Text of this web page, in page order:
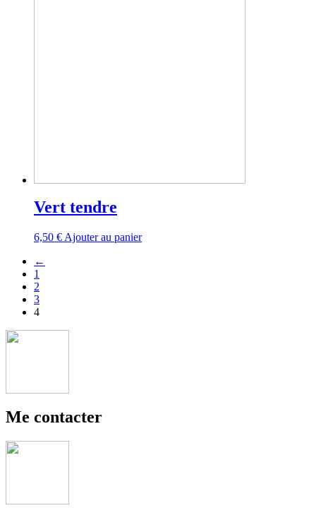
Vert tendre
6,50 € Ajouter au panier
←
1
2
3
4
Me contacter